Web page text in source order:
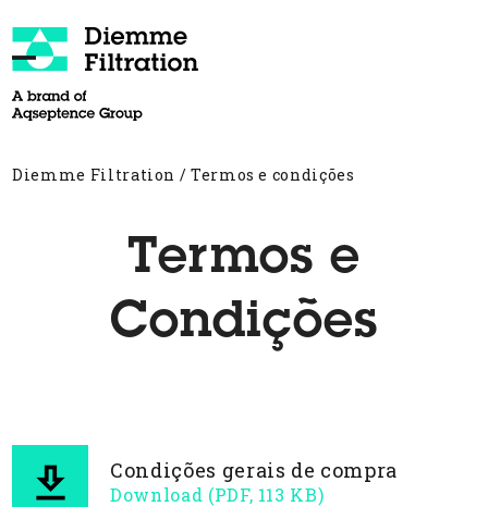
to
content
mobile
mobile
Diemme Filtration /Termos e condições
Termos e
Condições
Condições gerais de compra
Download (PDF, 113 KB)